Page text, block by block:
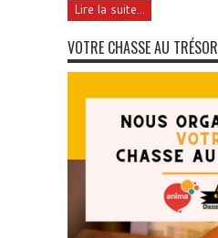
Lire la suite...
VOTRE CHASSE AU TRÉSOR